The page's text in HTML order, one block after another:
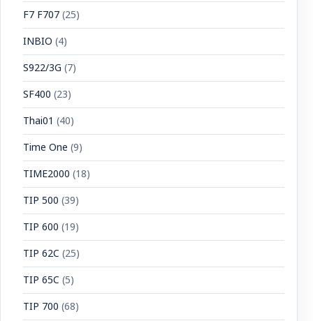
F7 F707(25)
INBIO (4)
S922/3G (7)
SF400 (23)
Thai01 (40)
Time One (9)
TIME2000 (18)
TIP 500 (39)
TIP 600 (19)
TIP 62C (25)
TIP 65C (5)
TIP 700 (68)